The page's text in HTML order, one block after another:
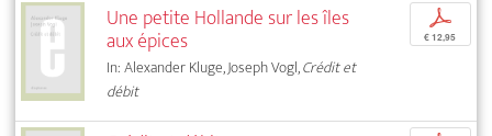
Une petite Hollande sur les îles
aux épices
In: Alexander Kluge, Joseph Vogl,Crédit et
débit
p
€ 12,95